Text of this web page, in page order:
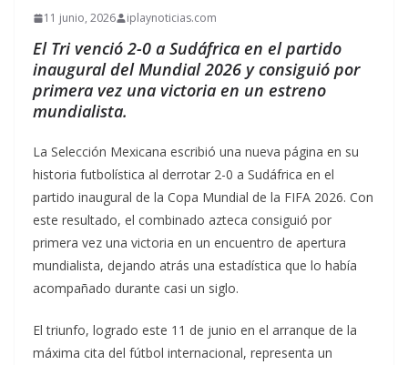
11 junio, 2026 iplaynoticias.com
El Tri venció 2-0 a Sudáfrica en el partido
inaugural del Mundial 2026 y consiguió por
primera vez una victoria en un estreno
mundialista.
La Selección Mexicana escribió una nueva página en su
historia futbolística al derrotar 2-0 a Sudáfrica en el
partido inaugural de la Copa Mundial de la FIFA 2026. Con
este resultado, el combinado azteca consiguió por
primera vez una victoria en un encuentro de apertura
mundialista, dejando atrás una estadística que lo había
acompañado durante casi un siglo.
El triunfo, logrado este 11 de junio en el arranque de la
máxima cita del fútbol internacional, representa un